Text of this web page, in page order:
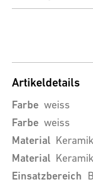
Artikeldetails
Farbe weiss
Farbe weiss
Material Keramik
Material Keramik
Einsatzbereich